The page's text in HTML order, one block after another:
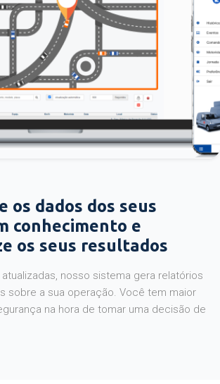
os dados dos seus
conhecimento e
os seus resultados
nosso sistema gera relatórios
sobre a sua operação. Você tem maior
na hora de tomar uma decisão de